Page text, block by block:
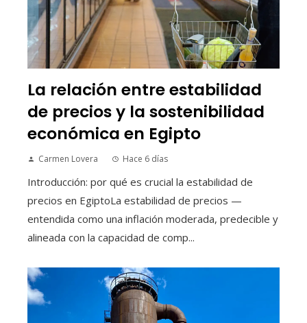
La relación entre estabilidad
de precios y la sostenibilidad
económica en Egipto
Carmen Lovera Hace 6 días
Introducción: por qué es crucial la estabilidad de
precios en EgiptoLa estabilidad de precios —
entendida como una inflación moderada, predecible y
alineada con la capacidad de comp...